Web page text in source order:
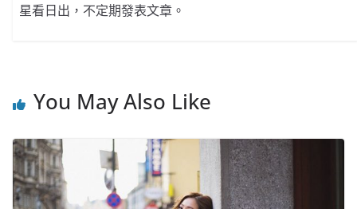
星看日出，不定期發表文章。
You May Also Like